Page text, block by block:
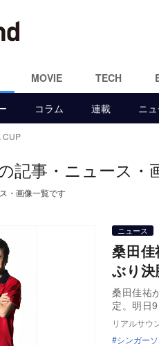
MOVIE TECH
コラム 連載 ニ
CUP
記事・ニュース・
・画像一覧です
ニュース
桑田
ぶり
桑田佳祐
定。明日
リアルサウ
シンガー